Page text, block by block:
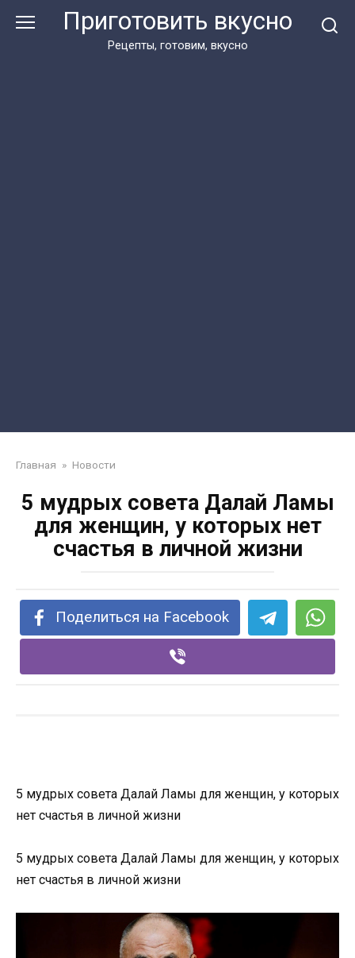
Приготовить вкусно
Рецепты, готовим, вкусно
Главная » Новости
5 мудрых совета Далай Ламы
для женщин, у которых нет
счастья в личной жизни
Поделиться на Facebook
5 мудрых совета Далай Ламы для женщин, у которых
нет счастья в личной жизни
5 мудрых совета Далай Ламы для женщин, у которых
нет счастья в личной жизни